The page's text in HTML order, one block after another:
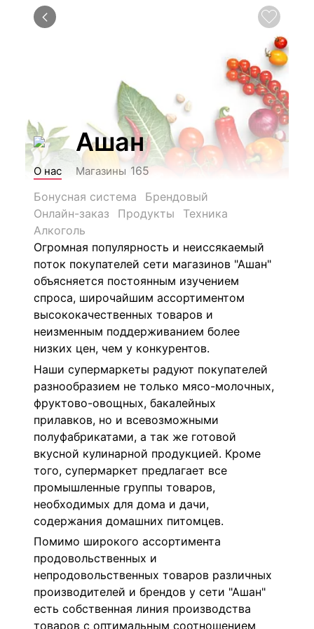
Ашан
О нас Магазины 165
Бонусная система
Брендовый
Онлайн-заказ
Продукты
Техника
Алкоголь
Огромная популярность и неиссякаемый
поток покупателей сети магазинов "Ашан"
объясняется постоянным изучением
спроса, широчайшим ассортиментом
высококачественных товаров и
неизменным поддерживанием более
низких цен, чем у конкурентов.
Наши супермаркеты радуют покупателей
разнообразием не только мясо-молочных,
фруктово-овощных, бакалейных
прилавков, но и всевозможными
полуфабрикатами, а так же готовой
вкусной кулинарной продукцией. Кроме
того, супермаркет предлагает все
промышленные группы товаров,
необходимых для дома и дачи,
содержания домашних питомцев.
Помимо широкого ассортимента
продовольственных и
непродовольственных товаров различных
производителей и брендов у сети "Ашан"
есть собственная линия производства
товаров с оптимальным соотношением